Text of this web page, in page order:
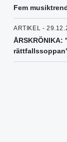
Fem
ARTIKEL -